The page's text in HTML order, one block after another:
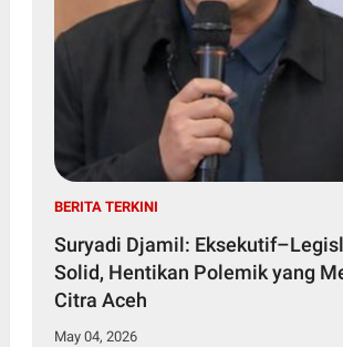
BERITA TERKINI
Suryadi Djamil:
Solid, Hentikan Polemik yang
Citra Aceh
May 04, 2026